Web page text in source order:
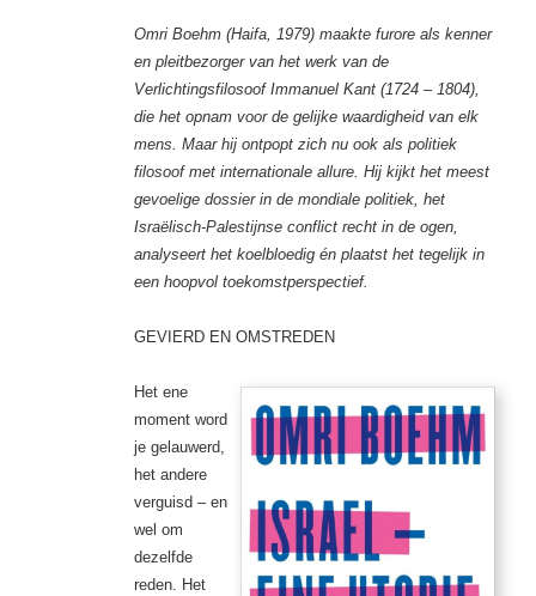
Omri Boehm (Haifa, 1979) maakte furore als kenner
en pleitbezorger van het werk van de
Verlichtingsfilosoof Immanuel Kant (1724 – 1804),
die het opnam voor de gelijke waardigheid van elk
mens. Maar hij ontpopt zich nu ook als politiek
filosoof met internationale allure. Hij kijkt het meest
gevoelige dossier in de mondiale politiek, het
Israëlisch-Palestijnse conflict recht in de ogen,
analyseert het koelbloedig én plaatst het tegelijk in
een hoopvol toekomstperspectief.
GEVIERD EN OMSTREDEN
Het ene
moment word
je gelauwerd,
het andere
verguisd – en
wel om
dezelfde
reden. Het